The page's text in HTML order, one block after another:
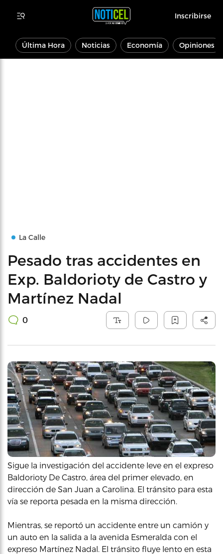
Inscribirse
Última Hora Noticias Economía Opiniones
La Calle
Pesado tras accidentes en
Exp. Baldorioty de Castro y
Martínez Nadal
0
Sigue la investigación del accidente leve en el expreso
Baldorioty De Castro, área del primer elevado, en
dirección de San Juan a Carolina. El tránsito para esta
vía se reporta pesada en la misma dirección.
Mientras, se reportó un accidente entre un camión y
un auto en la salida a la avenida Esmeralda con el
expreso Martínez Nadal. El tránsito fluye lento en esta